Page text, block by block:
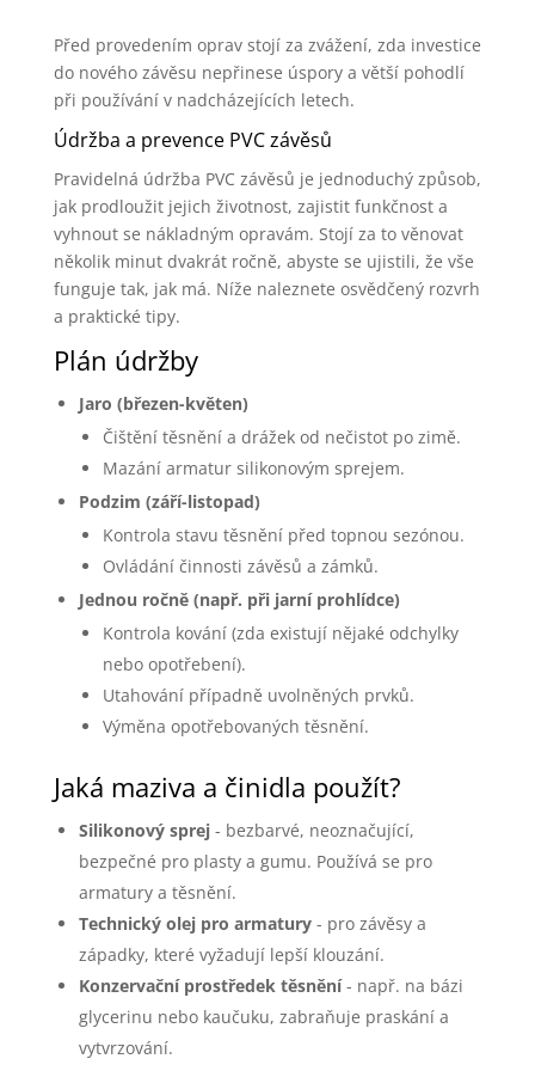
Před provedením oprav stojí za zvážení, zda investice
do nového závěsu nepřinese úspory a větší pohodlí
při používání v nadcházejících letech.
Údržba a prevence PVC závěsů
Pravidelná údržba PVC závěsů je jednoduchý způsob,
jak prodloužit jejich životnost, zajistit funkčnost a
vyhnout se nákladným opravám. Stojí za to věnovat
několik minut dvakrát ročně, abyste se ujistili, že vše
funguje tak, jak má. Níže naleznete osvědčený rozvrh
a praktické tipy.
Plán údržby
Jaro (březen-květen)
Čištění těsnění a drážek od nečistot po zimě.
Mazání armatur silikonovým sprejem.
Podzim (září-listopad)
Kontrola stavu těsnění před topnou sezónou.
Ovládání činnosti závěsů a zámků.
Jednou ročně (např. při jarní prohlídce)
Kontrola kování (zda existují nějaké odchylky
nebo opotřebení).
Utahování případně uvolněných prvků.
Výměna opotřebovaných těsnění.
Jaká maziva a činidla použít?
Silikonový sprej- bezbarvé, neoznačující,
bezpečné pro plasty a gumu. Používá se pro
armatury a těsnění.
Technický olej pro armatury- pro závěsy a
západky, které vyžadují lepší klouzání.
Konzervační prostředek těsnění- např. na bázi
glycerinu nebo kaučuku, zabraňuje praskání a
vytvrzování.